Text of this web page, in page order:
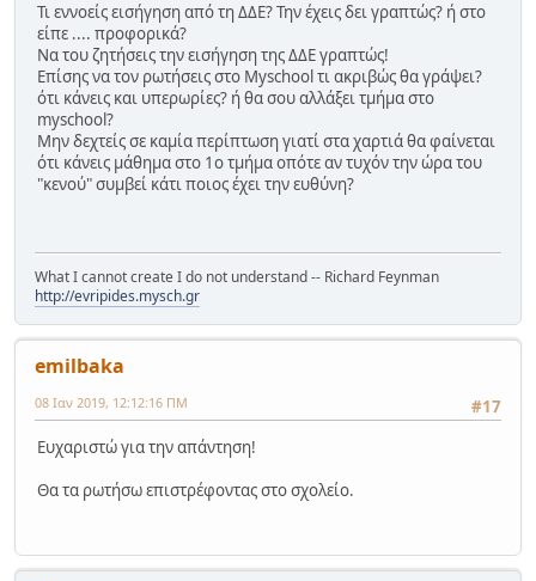
Τι εννοείς εισήγηση από τη ΔΔΕ? Την έχεις δει γραπτώς? ή στο
είπε .... προφορικά?
Να του ζητήσεις την εισήγηση της ΔΔΕ γραπτώς!
Επίσης να τον ρωτήσεις στο Myschool τι ακριβώς θα γράψει?
ότι κάνεις και υπερωρίες? ή θα σου αλλάξει τμήμα στο
myschool?
Μην δεχτείς σε καμία περίπτωση γιατί στα χαρτιά θα φαίνεται
ότι κάνεις μάθημα στο 1ο τμήμα οπότε αν τυχόν την ώρα του
"κενού" συμβεί κάτι ποιος έχει την ευθύνη?
What I cannot create I do not understand -- Richard Feynman
http://evripides.mysch.gr
emilbaka
#17
08 Ιαν 2019, 12:12:16 ΠΜ
Ευχαριστώ για την απάντηση!
Θα τα ρωτήσω επιστρέφοντας στο σχολείο.